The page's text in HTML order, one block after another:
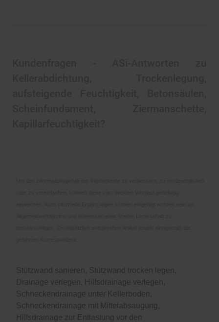
Stützwand sanieren, Stützwand trocken legen,
Drainage verlegen, Hilfsdrainage verlegen,
Schneckendrainage unter Kellerboden,
Schneckendrainage mit Mittelabsaugung,
Hilfsdrainage zur Entlastung vor den